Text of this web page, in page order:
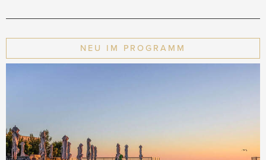
NEU IM PROGRAMM